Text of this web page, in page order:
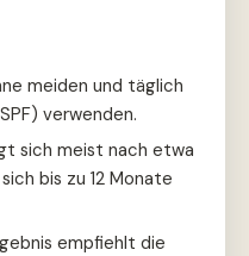
meiden und täglich
verwenden.
sich meist nach etwa
bis zu 12 Monate
empfiehlt die